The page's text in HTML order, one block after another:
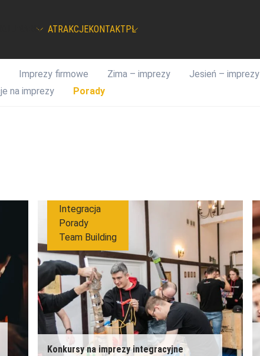
KULINARIA ATRAKCJEKONTAKTPL
Imprezy firmowe Zima – imprezy Jesień – imprezy
na imprezy Porady
Konkursy na imprezy integracyjne
Integracja
Porady
Team Building